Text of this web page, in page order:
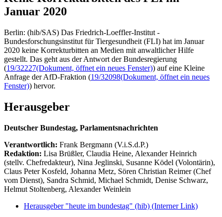
Januar 2020
Berlin: (hib/SAS) Das Friedrich-Loeffler-Institut -
Bundesforschungsinstitut für Tiergesundheit (FLI) hat im Januar
2020 keine Korrekturbitten an Medien mit anwaltlicher Hilfe
gestellt. Das geht aus der Antwort der Bundesregierung
(19/32227(Dokument, öffnet ein neues Fenster)) auf eine Kleine
Anfrage der AfD-Fraktion (19/32098(Dokument, öffnet ein neues
Fenster)) hervor.
Herausgeber
Deutscher Bundestag, Parlamentsnachrichten
Verantwortlich: Frank Bergmann (V.i.S.d.P.)
Redaktion: Lisa Brüßler, Claudia Heine, Alexander Heinrich
(stellv. Chefredakteur), Nina Jeglinski, Susanne Ködel (Volontärin),
Claus Peter Kosfeld, Johanna Metz, Sören Christian Reimer (Chef
vom Dienst), Sandra Schmid, Michael Schmidt, Denise Schwarz,
Helmut Stoltenberg, Alexander Weinlein
Herausgeber "heute im bundestag" (hib) (Interner Link)